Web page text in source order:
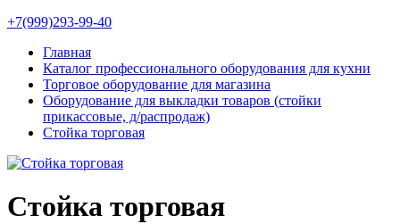
+7(999)293-99-40
Главная
Каталог профессионального оборудования для кухни
Торговое оборудование для магазина
Оборудование для выкладки товаров (стойки
прикассовые, д/распродаж)
Стойка торговая
Стойка торговая